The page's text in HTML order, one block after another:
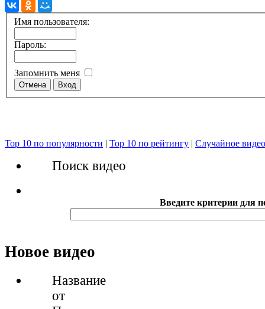
Имя пользователя:
Пароль:
Запомнить меня
Top 10 по популярности | Top 10 по рейтингу | Случайное видео
Поиск видео
Введите критерии для
Новое видео
Название
от